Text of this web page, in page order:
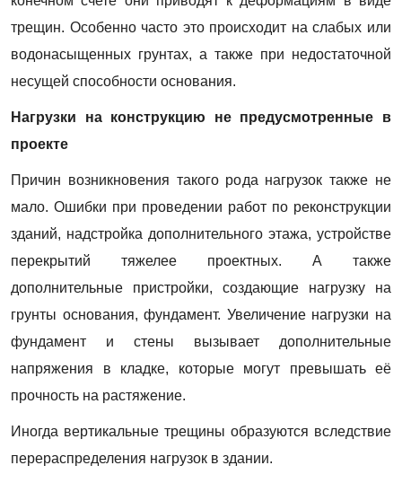
трещин. Особенно часто это происходит на слабых или
водонасыщенных грунтах, а также при недостаточной
несущей способности основания.
Нагрузки на конструкцию не предусмотренные в
проекте
Причин возникновения такого рода нагрузок также не
мало. Ошибки при проведении работ по реконструкции
зданий, надстройка дополнительного этажа, устройстве
перекрытий тяжелее проектных. А также
дополнительные пристройки, создающие нагрузку на
грунты основания, фундамент. Увеличение нагрузки на
фундамент и стены вызывает дополнительные
напряжения в кладке, которые могут превышать её
прочность на растяжение.
Иногда вертикальные трещины образуются вследствие
перераспределения нагрузок в здании.
ПЕРЕДЗВОНИМ
Ваше имя и фамилия
ПО ОБЗОРУ ЗДАНИЯ
Email